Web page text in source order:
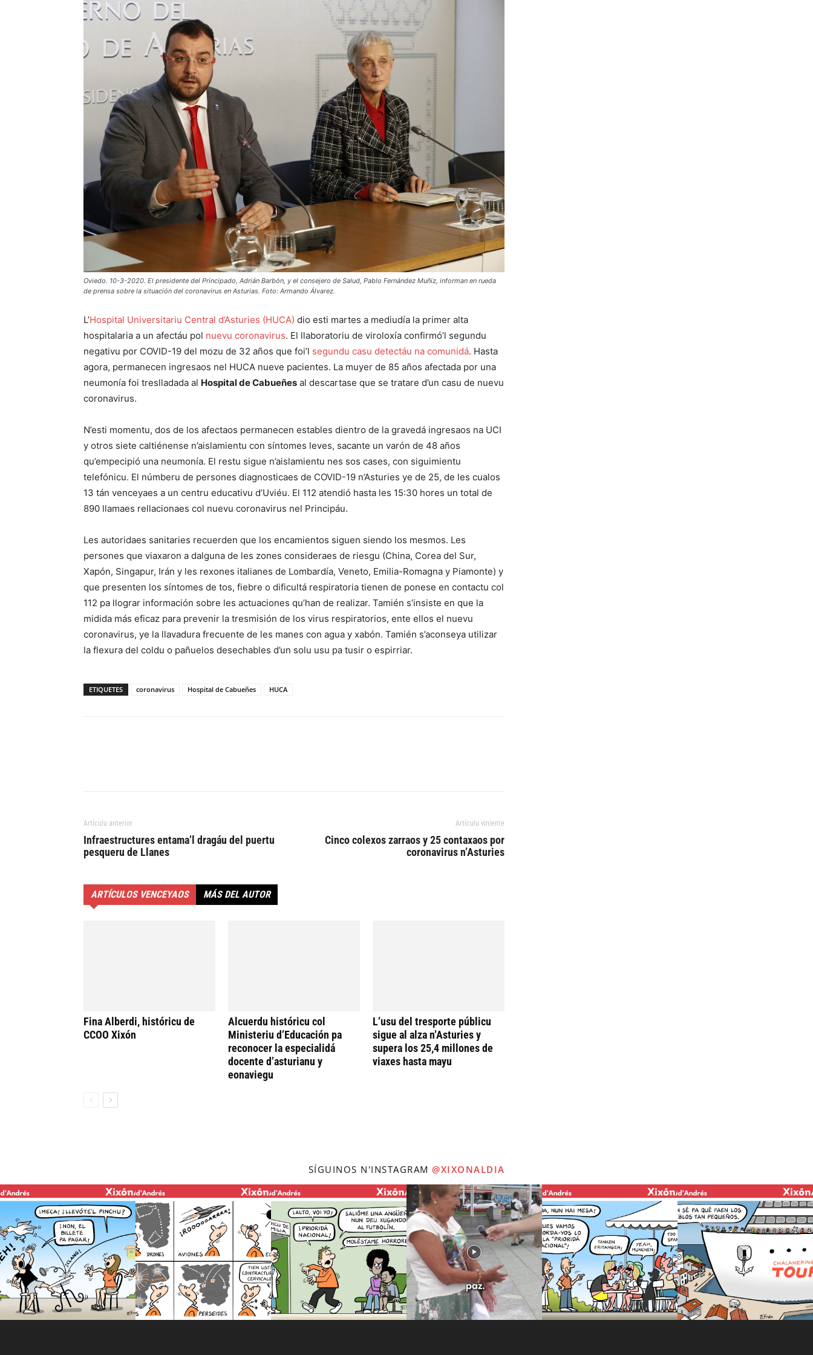
Oviedo. 10-3-2020. El presidente del Principado, Adrián Barbón, y el consejero de Salud, Pablo Fernández Muñiz, informan en rueda
de prensa sobre la situación del coronavirus en Asturias. Foto: Armando Álvarez.
L’Hospital Universitariu Central d’Asturies (HUCA) dio esti martes a mediudía la primer alta
hospitalaria a un afectáu pol nuevu coronavirus. El llaboratoriu de viroloxía confirmó’l segundu
negativu por COVID-19 del mozu de 32 años que foi’l segundu casu detectáu na comunidá. Hasta
agora, permanecen ingresaos nel HUCA nueve pacientes. La muyer de 85 años afectada por una
neumonía foi treslladada al Hospital de Cabueñes al descartase que se tratare d’un casu de nuevu
coronavirus.
N’esti momentu, dos de los afectaos permanecen estables dientro de la gravedá ingresaos na UCI
y otros siete caltiénense n’aislamientu con síntomes leves, sacante un varón de 48 años
qu’empecipió una neumonía. El restu sigue n’aislamientu nes sos cases, con siguimientu
telefónicu. El númberu de persones diagnosticaes de COVID-19 n’Asturies ye de 25, de les cualos
13 tán venceyaes a un centru educativu d’Uviéu. El 112 atendió hasta les 15:30 hores un total de
890 llamaes rellacionaes col nuevu coronavirus nel Principáu.
Les autoridaes sanitaries recuerden que los encamientos siguen siendo los mesmos. Les
persones que viaxaron a dalguna de les zones consideraes de riesgu (China, Corea del Sur,
Xapón, Singapur, Irán y les rexones italianes de Lombardía, Veneto, Emilia-Romagna y Piamonte) y
que presenten los síntomes de tos, fiebre o dificultá respiratoria tienen de ponese en contactu col
112 pa llograr información sobre les actuaciones qu’han de realizar. Tamién s’insiste en que la
midida más eficaz para prevenir la tresmisión de los virus respiratorios, ente ellos el nuevu
coronavirus, ye la llavadura frecuente de les manes con agua y xabón. Tamién s’aconseya utilizar
la flexura del coldu o pañuelos desechables d’un solu usu pa tusir o espirriar.
ETIQUETES coronavirus Hospital de Cabueñes HUCA
Artículu anterior
Infraestructures entama’l dragáu del puertu
pesqueru de Llanes
Artículu viniente
Cinco colexos zarraos y 25 contaxaos por
coronavirus n’Asturies
ARTÍCULOS VENCEYAOS MÁS DEL AUTOR
Fina Alberdi, históricu de
CCOO Xixón
Alcuerdu históricu col
Ministeriu d’Educación pa
reconocer la especialidá
docente d’asturianu y
eonaviegu
L’usu del tresporte públicu
sigue al alza n’Asturies y
supera los 25,4 millones de
viaxes hasta mayu
SÍGUINOS N'INSTAGRAM @XIXONALDIA